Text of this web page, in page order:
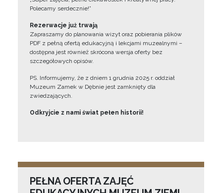
Polecamy serdecznie!”
Rezerwacje już trwają
Zapraszamy do planowania wizyt oraz pobierania plików
PDF z pełną ofertą edukacyjną i lekcjami muzealnymi –
dostępna jest również skrócona wersja oferty bez
szczegółowych opisów.
PS. Informujemy, że z dniem 1 grudnia 2025 r. oddział
Muzeum Zamek w Dębnie jest zamknięty dla
zwiedzających.
Odkryjcie z nami świat pełen historii!
PEŁNA OFERTA ZAJĘĆ